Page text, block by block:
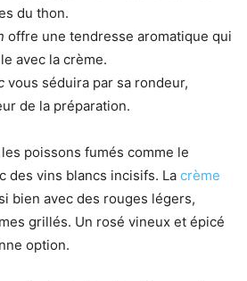
du thon.
offre une tendresse aromatique qui
avec la crème.
vous séduira par sa rondeur,
de la préparation.
poissons fumés comme le
des vins blancs incisifs. La crème
bien avec des rouges légers,
grillés. Un rosé vineux et épicé
option.